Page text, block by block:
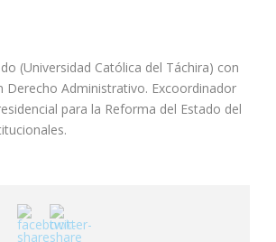
(Universidad Católica del Táchira) con
Derecho Administrativo. Excoordinador
para la Reforma del Estado del